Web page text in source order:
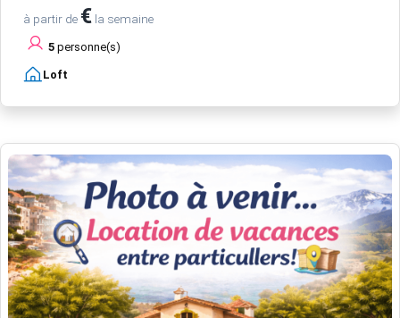
à partir de € la semaine
5 personne(s)
Loft